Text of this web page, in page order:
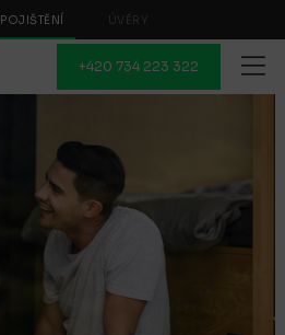
POJIŠTĚNÍ ÚVĚRY
+420 734 223 322